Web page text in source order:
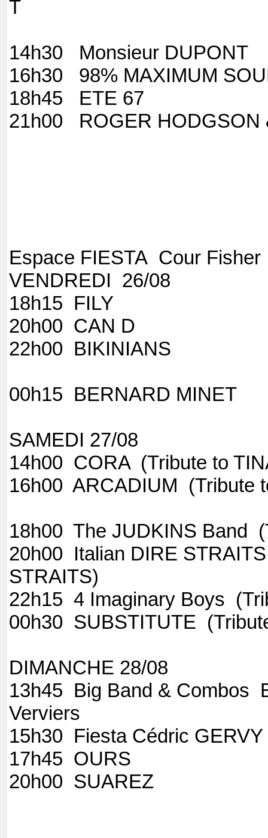
14h30 Monsieur
16h30 98%
18h45
21h00 ROGER
Espace FIESTA Cour
VENDREDI 26/08
18h15
20h00
22h00
00h15
SAMEDI 27/08
14h00 CORA
16h00 ARCADIUM
18h00 The JUDKINS
20h00 Italian DIRE
22h15 4 Imaginary
00h30
DIMANCHE 28/08
13h45 Big Band & Combos
Verviers
15h30 Fiesta
17h45
20h00